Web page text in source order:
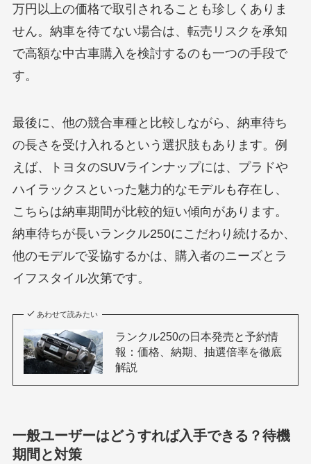
万円以上の価格で取引されることも珍しくありま
せん。納車を待てない場合は、転売リスクを承知
で高額な中古車購入を検討するのも一つの手段で
す。
最後に、他の競合車種と比較しながら、納車待ち
の長さを受け入れるという選択肢もあります。例
えば、トヨタのSUVラインナップには、プラドや
ハイラックスといった魅力的なモデルも存在し、
こちらは納車期間が比較的短い傾向があります。
納車待ちが長いランクル250にこだわり続けるか、
他のモデルで妥協するかは、購入者のニーズとラ
イフスタイル次第です。
あわせて読みたい
ランクル250の日本発売と予約情
報：価格、納期、抽選倍率を徹底
解説
一般ユーザーはどうすれば入手できる？待機
期間と対策